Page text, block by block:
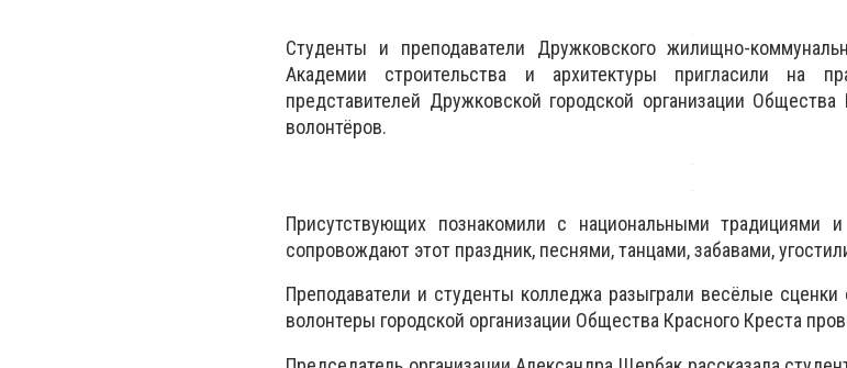
Студенты и преподаватели Дружковского жилищно-
Академии строительства и архитектуры пригласили на
представителей Дружковской городской организации
волонтёров.
Присутствующих познакомили с национальными традициями
сопровождают этот праздник, песнями, танцами, забавами,
Преподаватели и студенты колледжа разыграли весёлые
волонтеры городской организации Общества Красного Креста